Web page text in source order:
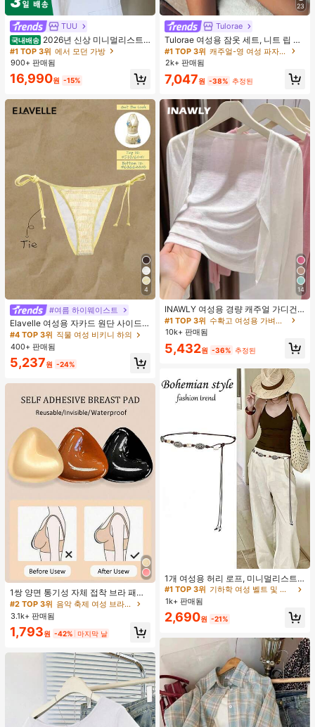
TUU
국내배송 2026년 신상 미니멀리스트
도트 캔버스 토트백, 대용량 캐주얼 다
용도 통근 숄더 핸드백
#1 TOP 3위 에서 모던 가방
900+ 판매됨
16,990원 -15%
4
#여름 하이웨이스트
Elavelle 여성용 자카드 원단 사이드
타이 비키니 하의, 봄/여름
#4 TOP 3위 직물 여성 비키니 하의
400+ 판매됨
5,237원 -24%
1쌍 양면 통기성 자체 접착 브라 패드,
두꺼워진 삼각형 푸쉬업 디자인, 재사
용 가능, 보이지 않는 비키니 브라 삽
입물, 수영에 적합
#2 TOP 3위
음악 축제 여성 브라 액세서리
거의 매진!
#2 TOP 3위
음악 축제 여성 브라 액세서리
거의 매진!
#2 TOP 3위
음악 축제 여성 브라 액세서리
거의 매진!
#2 TOP 3위
3.1k+ 판매됨
1,793원 -42% 마지막 날
23
Tulorae
Tulorae 여성용 잠옷 세트, 니트 립 원
단, 하트 프린트 대비 레이스 트림, 로
맨틱 달콤 귀여운 섹시 캐미솔 & 반바
지 베이비돌 잠옷 세트 투피스 나이트
세트 섹시 잠옷 세트 여성용 잠옷 롬퍼
투피스 잠옷 세트 여성용 잠옷 세트 도
트 잠옷 세트 잠옷 반바지 세트 투피스
잠옷 세트 여성용 여름 세트 도트 반바
지 세트 여성용 잠옷 세트 반바지 잠옷
세트 여성용 투피스 여름 라운지 세트
#1 TOP 3위
캐주얼-영 여성 파자마 세트
2k+ 판매됨
7,047원 -38% 추정된
14
INAWLY 여성용 경량 캐주얼 가디건,
여름
#1 TOP 3위
수확고 여성용 가벼운 카디건
10k+ 판매됨
5,432원 -36% 추정된
1개 여성용 허리 로프, 미니멀리스트
보헤미안 패션 매듭 허리 벨트, 드레
스, 캐주얼 팬츠와 함께 일상 착용에
적합한 장식용 허리 액세서리
기하학 여성 벨트 및 벨트 액세서리
거의 매진!
#1 TOP 3위
기하학 여성 벨트 및 벨트 액세서리
거의 매진!
#1 TOP 3위
기하학 여성 벨트 및 벨트 액세서리
거의 매진!
#1 TOP 3위
1k+ 판매됨
2,690원 -21%